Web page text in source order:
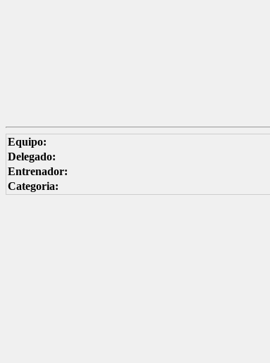
Equipo:
Delegado:
Entrenador:
Categoria: